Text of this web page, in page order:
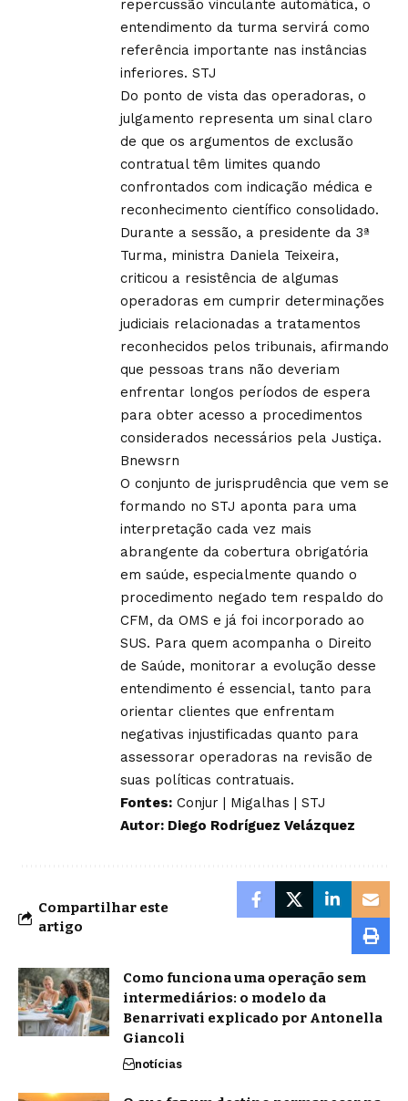
repercussão vinculante automática, o
entendimento da turma servirá como
referência importante nas instâncias
inferiores. STJ
Do ponto de vista das operadoras, o
julgamento representa um sinal claro
de que os argumentos de exclusão
contratual têm limites quando
confrontados com indicação médica e
reconhecimento científico consolidado.
Durante a sessão, a presidente da 3ª
Turma, ministra Daniela Teixeira,
criticou a resistência de algumas
operadoras em cumprir determinações
judiciais relacionadas a tratamentos
reconhecidos pelos tribunais, afirmando
que pessoas trans não deveriam
enfrentar longos períodos de espera
para obter acesso a procedimentos
considerados necessários pela Justiça.
Bnewsrn
O conjunto de jurisprudência que vem se
formando no STJ aponta para uma
interpretação cada vez mais
abrangente da cobertura obrigatória
em saúde, especialmente quando o
procedimento negado tem respaldo do
CFM, da OMS e já foi incorporado ao
SUS. Para quem acompanha o Direito
de Saúde, monitorar a evolução desse
entendimento é essencial, tanto para
orientar clientes que enfrentam
negativas injustificadas quanto para
assessorar operadoras na revisão de
suas políticas contratuais.
Fontes: Conjur | Migalhas | STJ
Autor: Diego Rodríguez Velázquez
Compartilhar este
artigo
Como funciona uma operação sem
intermediários: o modelo da
Benarrivati explicado por Antonella
Giancoli
notícias